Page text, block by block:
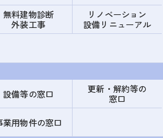
無料建物診断
外装工事
リノベーション
設備リニューアル
設備等の窓口
更新・解約等の
窓口
業用物件の窓口